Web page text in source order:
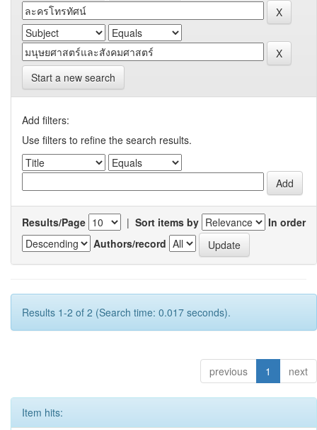
Start a new search
Add filters:
Use filters to refine the search results.
Results/Page | Sort items by
In order
Authors/record
Results 1-2 of 2 (Search time: 0.017 seconds).
previous 1 next
Item hits: